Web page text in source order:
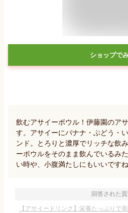
ショップで
飲むアサイーボウル！伊藤園のア
す。アサイーにバナナ・ぶどう・
ンド。とろりと濃厚でリッチな飲
ーボウルをそのまま飲んでいるみ
い時や、小腹満たしにもいいですね
回答された質
【アサイードリンク】栄養たっぷりで